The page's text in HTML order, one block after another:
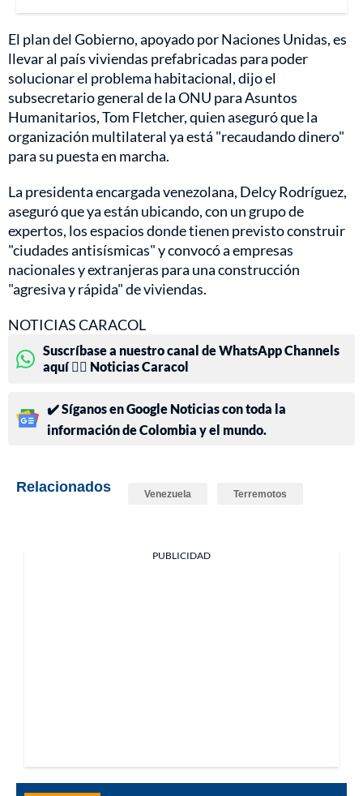
El plan del Gobierno, apoyado por Naciones Unidas, es
llevar al país viviendas prefabricadas para poder
solucionar el problema habitacional, dijo el
subsecretario general de la ONU para Asuntos
Humanitarios, Tom Fletcher, quien aseguró que la
organización multilateral ya está "recaudando dinero"
para su puesta en marcha.
La presidenta encargada venezolana, Delcy Rodríguez,
aseguró que ya están ubicando, con un grupo de
expertos, los espacios donde tienen previsto construir
"ciudades antisísmicas" y convocó a empresas
nacionales y extranjeras para una construcción
"agresiva y rápida" de viviendas.
NOTICIAS CARACOL
Suscríbase a nuestro canal de WhatsApp Channels
aquí 👉🏻 Noticias Caracol
✔️ Síganos en Google Noticias con toda la
información de Colombia y el mundo.
Relacionados Venezuela Terremotos
PUBLICIDAD